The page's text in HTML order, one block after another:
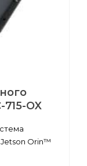
OX
Jetson Orin™